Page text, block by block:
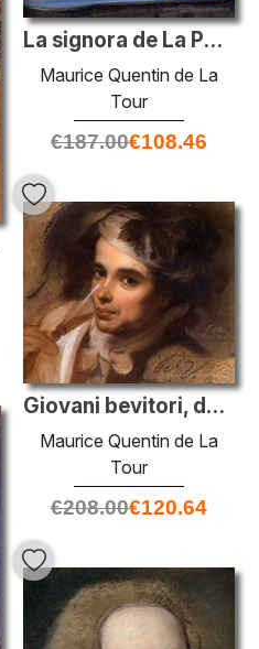
La signora de La Poupliniere
Maurice Quentin de La
Tour
€187.00€108.46
Giovani bevitori, dopo Murillo
Maurice Quentin de La
Tour
€208.00€120.64